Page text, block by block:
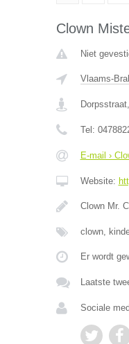
Clown
Niet
Vlaams-
Dorpsstraat,
Tel:
E-mail ›
Website:
Clown Mr.
clown,
Er wordt
Laatste
Sociale